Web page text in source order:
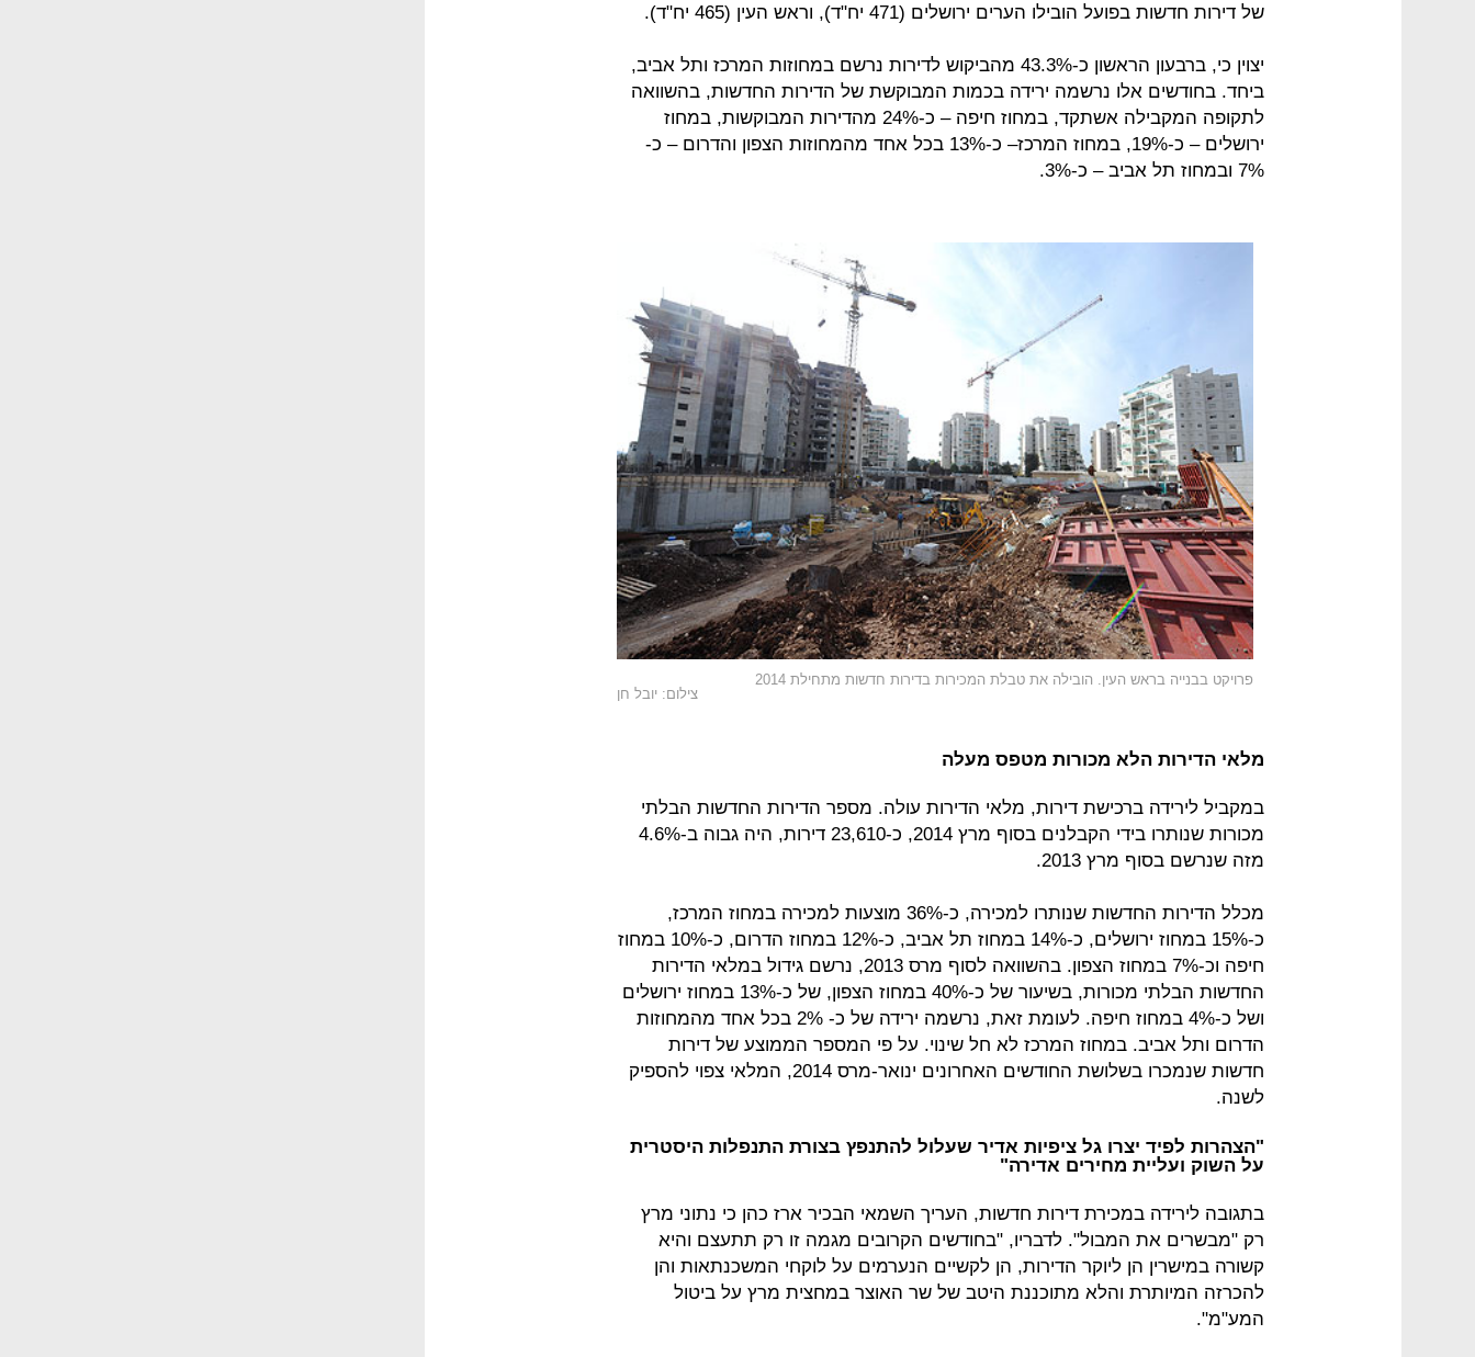
של דירות חדשות בפועל הובילו הערים ירושלים (471 יח"ד), וראש העין (465 יח"ד).
יצוין כי, ברבעון הראשון כ-43.3% מהביקוש לדירות נרשם במחוזות המרכז ותל אביב,
ביחד. בחודשים אלו נרשמה ירידה בכמות המבוקשת של הדירות החדשות, בהשוואה
לתקופה המקבילה אשתקד, במחוז חיפה – כ-24% מהדירות המבוקשות, במחוז
ירושלים – כ-19%, במחוז המרכז– כ-13% בכל אחד מהמחוזות הצפון והדרום – כ-
7% ובמחוז תל אביב – כ-3%.
פרויקט בבנייה בראש העין. הובילה את טבלת המכירות בדירות חדשות מתחילת 2014
צילום: יובל חן
מלאי הדירות הלא מכורות מטפס מעלה
במקביל לירידה ברכישת דירות, מלאי הדירות עולה. מספר הדירות החדשות הבלתי
מכורות שנותרו בידי הקבלנים בסוף מרץ 2014, כ-23,610 דירות, היה גבוה ב-4.6%
מזה שנרשם בסוף מרץ 2013.
מכלל הדירות החדשות שנותרו למכירה, כ-36% מוצעות למכירה במחוז המרכז,
כ-15% במחוז ירושלים, כ-14% במחוז תל אביב, כ-12% במחוז הדרום, כ-10% במחוז
חיפה וכ-7% במחוז הצפון. בהשוואה לסוף מרס 2013, נרשם גידול במלאי הדירות
החדשות הבלתי מכורות, בשיעור של כ-40% במחוז הצפון, של כ-13% במחוז ירושלים
ושל כ-4% במחוז חיפה. לעומת זאת, נרשמה ירידה של כ- 2% בכל אחד מהמחוזות
הדרום ותל אביב. במחוז המרכז לא חל שינוי. על פי המספר הממוצע של דירות
חדשות שנמכרו בשלושת החודשים האחרונים ינואר-מרס 2014, המלאי צפוי להספיק
לשנה.
"הצהרות לפיד יצרו גל ציפיות אדיר שעלול להתנפץ בצורת התנפלות היסטרית
על השוק ועליית מחירים אדירה"
בתגובה לירידה במכירת דירות חדשות, העריך השמאי הבכיר ארז כהן כי נתוני מרץ
רק "מבשרים את המבול". לדבריו, "בחודשים הקרובים מגמה זו רק תתעצם והיא
קשורה במישרין הן ליוקר הדירות, הן לקשיים הנערמים על לוקחי המשכנתאות והן
להכרזה המיותרת והלא מתוכננת היטב של שר האוצר במחצית מרץ על ביטול
המע"מ".